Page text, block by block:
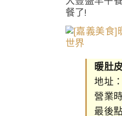
餐了!
暖肚
地址
營業
最後